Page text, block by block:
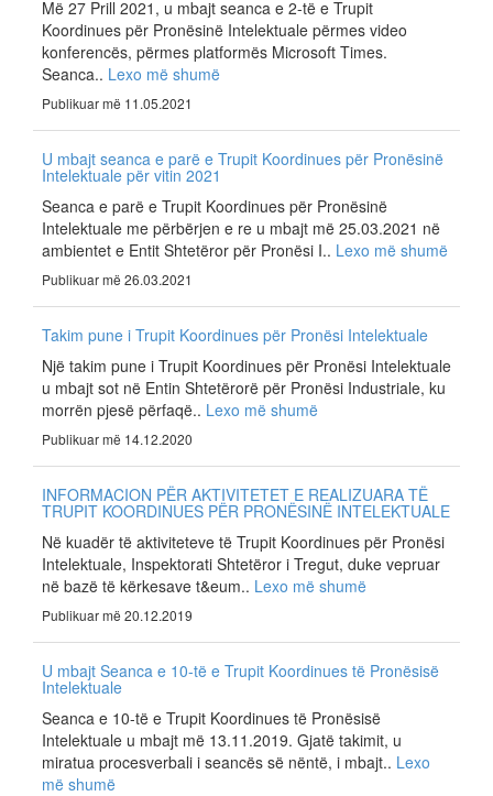
Më 27 Prill 2021, u mbajt seanca e 2-të e Trupit
Koordinues për Pronësinë Intelektuale përmes video
konferencës, përmes platformës Microsoft Times.
Seanca.. Lexo më shumë
Publikuar më 11.05.2021
U mbajt seanca e parë e Trupit Koordinues për Pronësinë
Intelektuale për vitin 2021
Seanca e parë e Trupit Koordinues për Pronësinë
Intelektuale me përbërjen e re u mbajt më 25.03.2021 në
ambientet e Entit Shtetëror për Pronësi I.. Lexo më shumë
Publikuar më 26.03.2021
Takim pune i Trupit Koordinues për Pronësi Intelektuale
Një takim pune i Trupit Koordinues për Pronësi Intelektuale
u mbajt sot në Entin Shtetërorë për Pronësi Industriale, ku
morrën pjesë përfaqë.. Lexo më shumë
Publikuar më 14.12.2020
INFORMACION PËR AKTIVITETET E REALIZUARA TË
TRUPIT KOORDINUES PËR PRONËSINË INTELEKTUALE
Në kuadër të aktiviteteve të Trupit Koordinues për Pronësi
Intelektuale, Inspektorati Shtetëror i Tregut, duke vepruar
në bazë të kërkesave t&eum.. Lexo më shumë
Publikuar më 20.12.2019
U mbajt Seanca e 10-të e Trupit Koordinues të Pronësisë
Intelektuale
Seanca e 10-të e Trupit Koordinues të Pronësisë
Intelektuale u mbajt më 13.11.2019. Gjatë takimit, u
miratua procesverbali i seancës së nëntë, i mbajt.. Lexo
më shumë